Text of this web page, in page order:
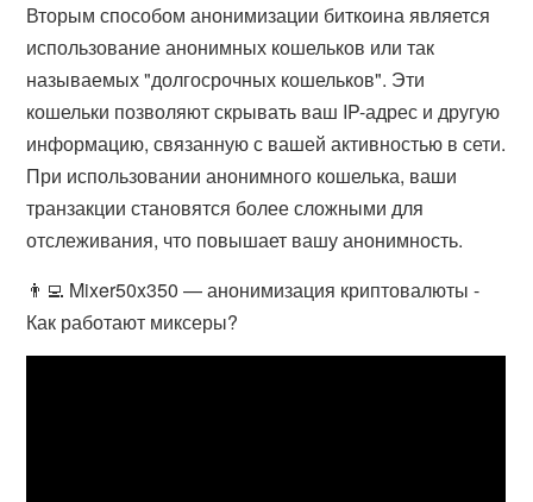
Вторым способом анонимизации биткоина является
использование анонимных кошельков или так
называемых "долгосрочных кошельков". Эти
кошельки позволяют скрывать ваш IP-адрес и другую
информацию, связанную с вашей активностью в сети.
При использовании анонимного кошелька, ваши
транзакции становятся более сложными для
отслеживания, что повышает вашу анонимность.
👨‍💻 Mixer50x350 — анонимизация криптовалюты -
Как работают миксеры?